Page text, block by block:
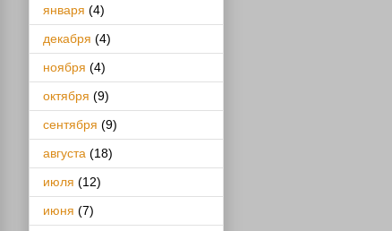
января (4)
декабря (4)
ноября (4)
октября (9)
сентября (9)
августа (18)
июля (12)
июня (7)